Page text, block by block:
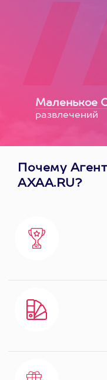
Маленькое
развлечений
Почему
AXAA.RU?